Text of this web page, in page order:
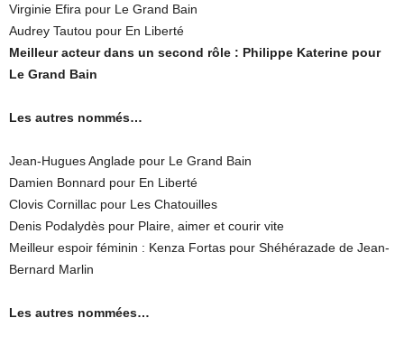
Virginie Efira pour Le Grand Bain
Audrey Tautou pour En Liberté
Meilleur acteur dans un second rôle : Philippe Katerine pour
Le Grand Bain
Les autres nommés…
Jean-Hugues Anglade pour Le Grand Bain
Damien Bonnard pour En Liberté
Clovis Cornillac pour Les Chatouilles
Denis Podalydès pour Plaire, aimer et courir vite
Meilleur espoir féminin : Kenza Fortas pour Shéhérazade de Jean-
Bernard Marlin
Les autres nommées…